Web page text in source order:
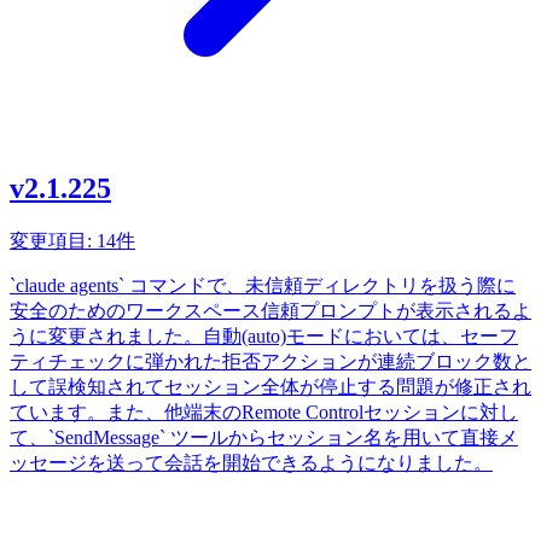
v2.1.225
変更項目: 14件
`claude agents` コマンドで、未信頼ディレクトリを扱う際に
安全のためのワークスペース信頼プロンプトが表示されるよ
うに変更されました。自動(auto)モードにおいては、セーフ
ティチェックに弾かれた拒否アクションが連続ブロック数と
して誤検知されてセッション全体が停止する問題が修正され
ています。また、他端末のRemote Controlセッションに対し
て、`SendMessage` ツールからセッション名を用いて直接メ
ッセージを送って会話を開始できるようになりました。